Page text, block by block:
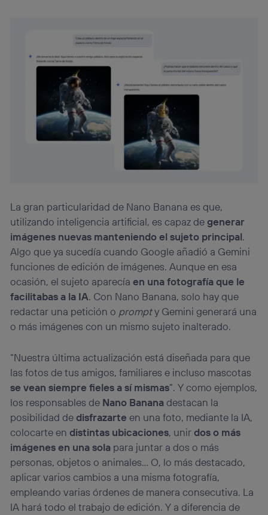
La gran particularidad de Nano Banana es que,
utilizando inteligencia artificial, es capaz degenerar
imágenes nuevas manteniendo el sujeto principal.
Algo que ya sucedía cuando Google añadió a Gemini
funciones de edición de imágenes. Aunque en esa
ocasión, el sujeto aparecíaen una fotografía que le
facilitabas a la IA. Con Nano Banana, solo hay que
redactar una petición o prompty Gemini generará una
o más imágenes con un mismo sujeto inalterado.
“Nuestra última actualización está diseñada para que
las fotos de tus amigos, familiares e incluso mascotas
se vean siempre fieles a sí mismas”. Y como ejemplos,
los responsables de Nano Bananadestacan la
posibilidad dedisfrazarte en una foto, mediante la IA,
colocarte endistintas ubicaciones, unirdos o más
imágenes en una sola para juntar a dos o más
personas, objetos o animales… O, lo más destacado,
aplicar varios cambios a una misma fotografía,
empleando varias órdenes de manera consecutiva. La
IA hará todo el trabajo de edición. Y a diferencia de